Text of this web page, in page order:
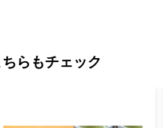
らもチェック